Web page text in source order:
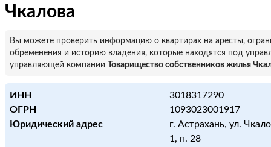
Чкалова
Вы можете проверить информацию о квартирах на аресты,
обременения и историю владения, которые находятся под
управляющей компании
Товарищество собственников жилья
ИНН
3018317290
ОГРН
1093023001917
Юридический адрес
г. Астрахань, ул.
1, п. 28